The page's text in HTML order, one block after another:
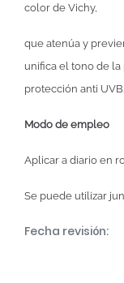
color de Vichy,
que atenúa y
unifica el tono de
protección anti
Modo de empleo
Aplicar a diario en
Se puede utilizar
Fecha revisión: